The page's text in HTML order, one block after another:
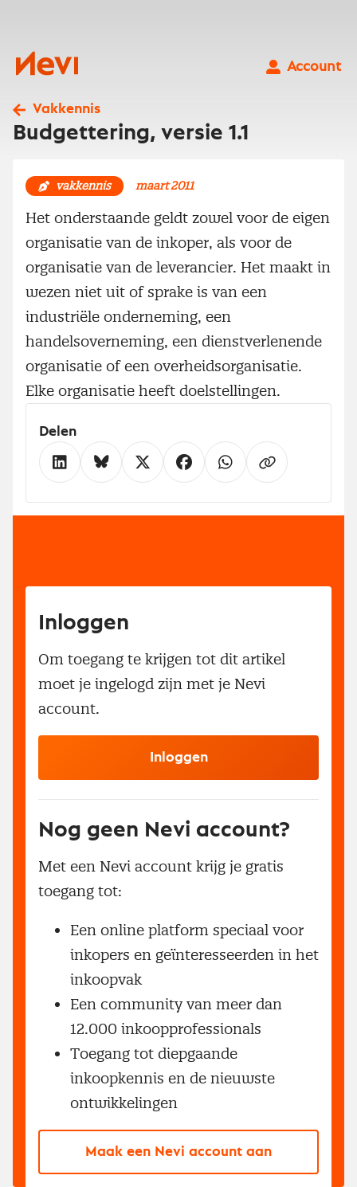
Nevi
Account
Vakkennis
Budgettering, versie 1.1
vakkennis maart 2011
Het onderstaande geldt zowel voor de eigen
organisatie van de inkoper, als voor de
organisatie van de leverancier. Het maakt in
wezen niet uit of sprake is van een
industriële onderneming, een
handelsoverneming, een dienstverlenende
organisatie of een overheidsorganisatie.
Elke organisatie heeft doelstellingen.
Delen
Inloggen
Om toegang te krijgen tot dit artikel
moet je ingelogd zijn met je Nevi
account.
Inloggen
Nog geen Nevi account?
Met een Nevi account krijg je gratis
toegang tot:
Een online platform speciaal voor
inkopers en geïnteresseerden in het
inkoopvak
Een community van meer dan
12.000 inkoopprofessionals
Toegang tot diepgaande
inkoopkennis en de nieuwste
ontwikkelingen
Maak een Nevi account aan